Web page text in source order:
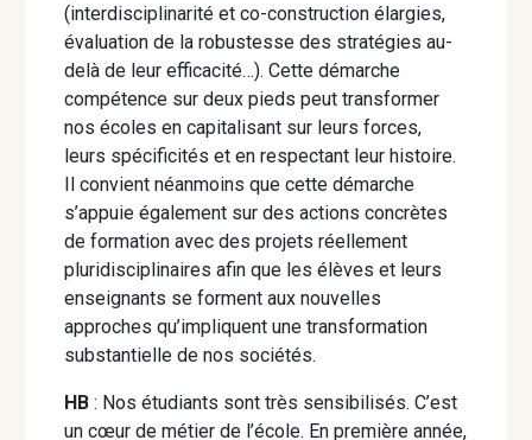
(interdisciplinarité et co-construction élargies,
évaluation de la robustesse des stratégies au-
delà de leur efficacité…). Cette démarche
compétence sur deux pieds peut transformer
nos écoles en capitalisant sur leurs forces,
leurs spécificités et en respectant leur histoire.
Il convient néanmoins que cette démarche
s’appuie également sur des actions concrètes
de formation avec des projets réellement
pluridisciplinaires afin que les élèves et leurs
enseignants se forment aux nouvelles
approches qu’impliquent une transformation
substantielle de nos sociétés.
HB : Nos étudiants sont très sensibilisés. C’est
un cœur de métier de l’école. En première année,